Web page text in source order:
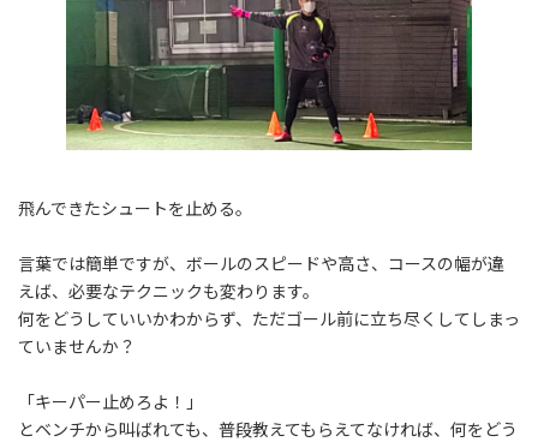
飛んできたシュートを止める。
言葉では簡単ですが、ボールのスピードや高さ、コースの幅が違
えば、必要なテクニックも変わります。
何をどうしていいかわからず、ただゴール前に立ち尽くしてしまっ
ていませんか？
「キーパー止めろよ！」
とベンチから叫ばれても、普段教えてもらえてなければ、何をどう